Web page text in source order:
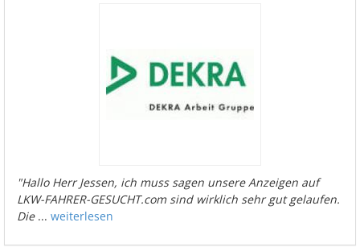
"Hallo Herr Jessen, ich muss sagen unsere Anzeigen auf
LKW-FAHRER-GESUCHT.com sind wirklich sehr gut gelaufen.
Die... weiterlesen